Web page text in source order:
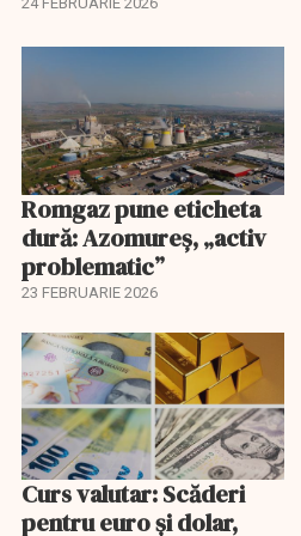
Romgaz pune eticheta
dură: Azomureș, „activ
problematic”
23 FEBRUARIE 2026
Curs valutar: Scăderi
pentru euro și dolar,